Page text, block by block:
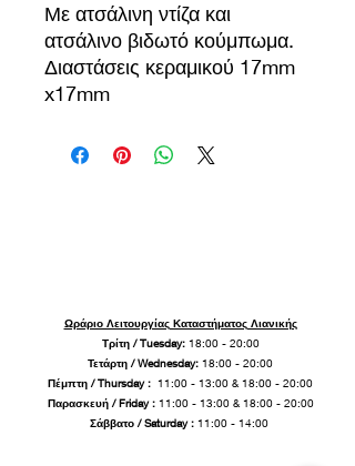
Με ατσάλινη ντίζα και
ατσάλινο βιδωτό κούμπωμα.
Διαστάσεις κεραμικού 17mm
x17mm
Ωράριο Λειτουργίας Καταστήματος Λιανικής
Τρίτη / Tuesday: 18:00 - 20:00
Τετάρτη / Wednesday: 18:00 - 20:00
Πέμπτη / Thursday : 11:00 - 13:00 & 18:00 - 20:00
Παρασκευή / Friday: 11:00 - 13:00 & 18:00 - 20:00
Σάββατο / Saturday :11:00 - 14:00